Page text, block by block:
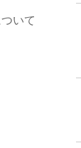
いて